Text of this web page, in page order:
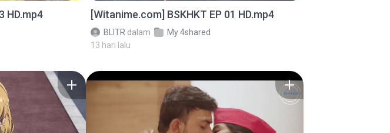
HD.mp4 [Witanime.com] BSKHKT EP 01 HD.mp4
BLITR dalam
My 4shared
13 hari lalu